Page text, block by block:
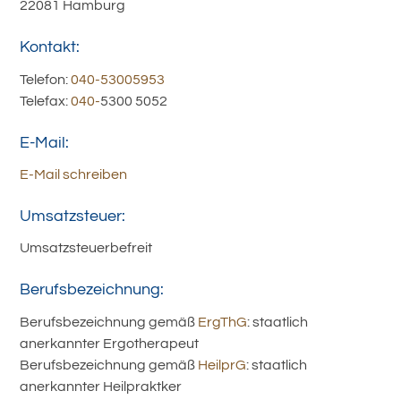
22081 Hamburg
Kontakt:
Telefon:040-53005953
Telefax:040-5300 5052
E-Mail:
E-Mail schreiben
Umsatzsteuer:
Umsatzsteuerbefreit
Berufsbezeichnung:
Berufsbezeichnung gemäß ErgThG: staatlich
anerkannter Ergotherapeut
Berufsbezeichnung gemäß HeilprG: staatlich
anerkannter Heilpraktker